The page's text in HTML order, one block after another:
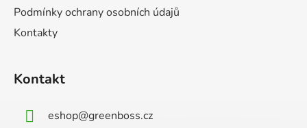
Podmínky ochrany osobních údajů
Kontakty
Kontakt
eshop@greenboss.cz